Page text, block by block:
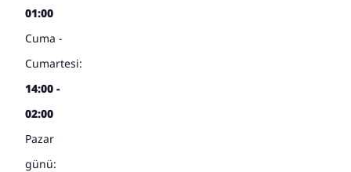
01:00
Cuma -
Cumartesi:
14:00 -
02:00
Pazar
günü: